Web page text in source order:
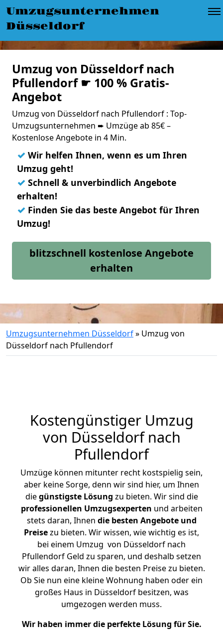
Umzugsunternehmen
Düsseldorf
Umzug von Düsseldorf nach
Pfullendorf ☛ 100 % Gratis-
Angebot
Umzug von Düsseldorf nach Pfullendorf : Top-
Umzugsunternehmen ➨ Umzüge ab 85€ –
Kostenlose Angebote in 4 Min.
✓ Wir helfen Ihnen, wenn es um Ihren
Umzug geht!
✓ Schnell & unverbindlich Angebote
erhalten!
✓ Finden Sie das beste Angebot für Ihren
Umzug!
blitzschnell kostenlose Angebote
erhalten
Umzugsunternehmen Düsseldorf» Umzug von
Düsseldorf nach Pfullendorf
Kostengünstiger Umzug
von Düsseldorf nach
Pfullendorf
Umzüge können mitunter recht kostspielig sein,
aber keine Sorge, denn wir sind hier, um Ihnen
diegünstigste Lösung zu bieten. Wir sind die
professionellen Umzugsexperten und arbeiten
stets daran, Ihnen die besten Angebote und
Preisezu bieten. Wir wissen, wie wichtig es ist,
bei einem Umzug von Düsseldorf nach
Pfullendorf Geld zu sparen, und deshalb setzen
wir alles daran, Ihnen die besten Preise zu bieten.
Ob Sie nun eine kleine Wohnung haben oder ein
großes Haus in Düsseldorf besitzen, was
umgezogen werden muss.
Wir haben immer die perfekte Lösung für Sie.